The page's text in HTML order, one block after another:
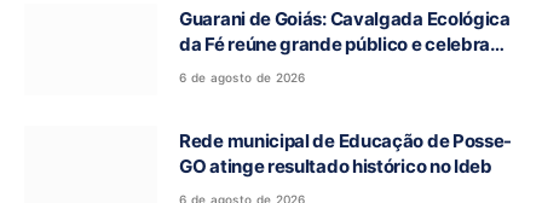
Guarani de Goiás: Cavalgada Ecológica
da Fé reúne grande público e celebra
tradição religiosa
6 de agosto de 2026
Rede municipal de Educação de Posse-
GO atinge resultado histórico no Ideb
6 de agosto de 2026